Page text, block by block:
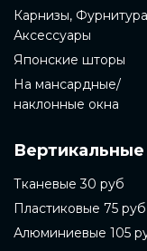
Карнизы,
Аксессуары
Японские шторы
На мансардные/
наклонные окна
Вертикальные
Тканевые 30 руб
Пластиковые 75 руб
Алюминиевые 105